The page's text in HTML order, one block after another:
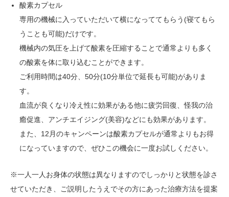
酸素カプセル
専用の機械に入っていただいて横になっててもらう(寝てもら
うことも可能)だけです。
機械内の気圧を上げて酸素を圧縮することで通常よりも多く
の酸素を体に取り込むことができます。
ご利用時間は40分、50分(10分単位で延長も可能)がありま
す。
血流が良くなり冷え性に効果がある他に疲労回復、怪我の治
癒促進、アンチエイジング(美容)などにも効果があります。
また、12月のキャンペーンは酸素カプセルが通常よりもお得
になっていますので、ぜひこの機会に一度お試しください。
※一人一人お身体の状態は異なりますのでしっかりと状態を診さ
せていただき、ご説明したうえでその方にあった治療方法を提案